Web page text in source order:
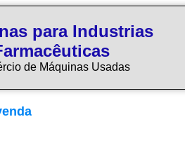
para Industrias
de Máquinas Usadas